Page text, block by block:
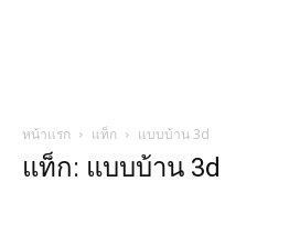
หน้าแรก แท็ก แบบบ้าน 3d
แท็ก: แบบบ้าน 3d